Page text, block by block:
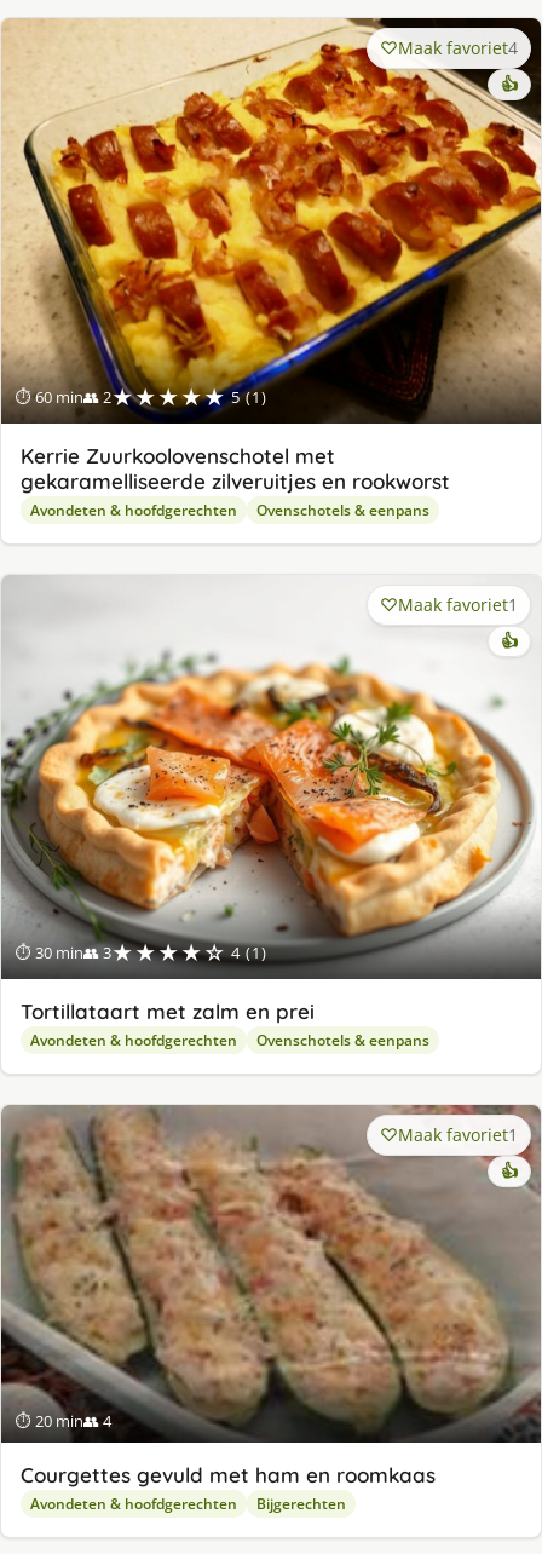
⏱ 60 min👥 2★★★★★ 5 (1)
Maak favoriet4
👍
Kerrie Zuurkoolovenschotel met
gekaramelliseerde zilveruitjes en rookworst
Avondeten & hoofdgerechten Ovenschotels & eenpans
⏱ 30 min👥 3★★★★☆ 4 (1)
Maak favoriet1
👍
Tortillataart met zalm en prei
Avondeten & hoofdgerechten Ovenschotels & eenpans
⏱ 20 min👥 4
Maak favoriet1
👍
Courgettes gevuld met ham en roomkaas
Avondeten & hoofdgerechten Bijgerechten